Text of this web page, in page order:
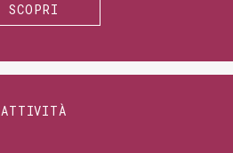
SCOPRI
ATTIVITÀ